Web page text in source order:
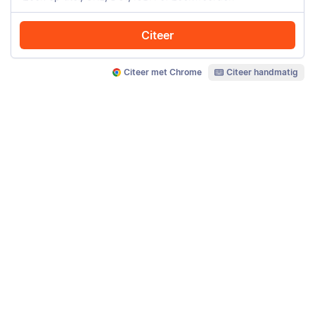
Citeer
Citeer met Chrome Citeer handmatig